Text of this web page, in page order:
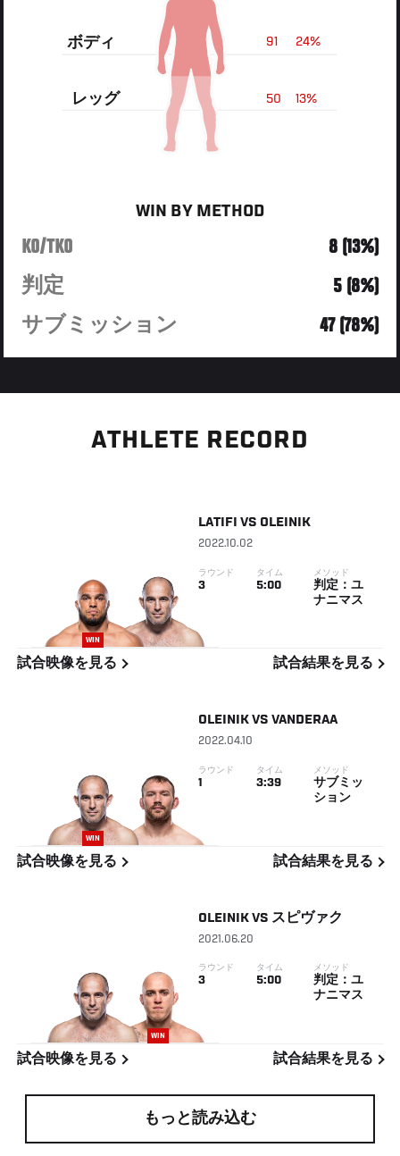
24%
91
ボディ
13%
50
レッグ
WIN BY METHOD
KO/TKO
8 (13%)
判定
5 (8%)
サブミッション
47 (78%)
ATHLETE RECORD
WIN
LATIFI VS OLEINIK
2022.10.02
ラウンド
3
タイム
5:00
メソッド
判定：ユ
ナニマス
試合映像を見る 試合結果を見る
WIN
OLEINIK VS VANDERAA
2022.04.10
ラウンド
1
タイム
3:39
メソッド
サブミッ
ション
試合映像を見る 試合結果を見る
WIN
OLEINIK VS スピヴァク
2021.06.20
ラウンド
3
タイム
5:00
メソッド
判定：ユ
ナニマス
試合映像を見る 試合結果を見る
もっと読み込む